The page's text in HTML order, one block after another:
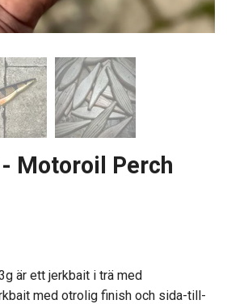
Motoroil Perch
är ett jerkbait i trä med
med otrolig finish och sida-till-